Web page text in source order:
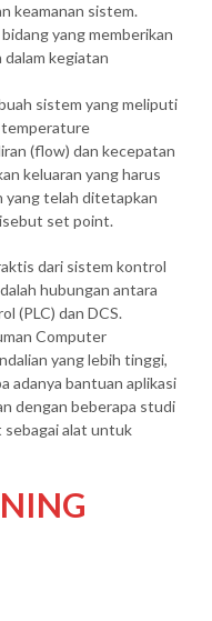
keamanan sistem.
yang memberikan
kegiatan
sistem yang meliputi
(flow) dan kecepatan
keluaran yang harus
yang telah ditetapkan
set point.
dari sistem kontrol
hubungan antara
(PLC) dan DCS.
Computer
yang lebih tinggi,
adanya bantuan aplikasi
dengan beberapa studi
sebagai alat untuk